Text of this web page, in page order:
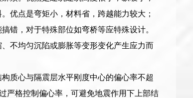
优点是弯矩小，材料省，跨越能力较大；
错，对于特殊部位如弯桥等应特殊设计。
不均匀沉陷或膨胀等变形变化产生应力而
质心与隔震层水平刚度中心的偏心率不超
严格控制偏心率，可避免地震作用下上部结